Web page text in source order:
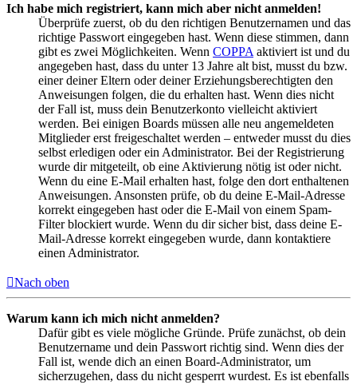
Ich habe mich registriert, kann mich aber nicht anmelden!
Überprüfe zuerst, ob du den richtigen Benutzernamen und das
richtige Passwort eingegeben hast. Wenn diese stimmen, dann
gibt es zwei Möglichkeiten. Wenn COPPA aktiviert ist und du
angegeben hast, dass du unter 13 Jahre alt bist, musst du bzw.
einer deiner Eltern oder deiner Erziehungsberechtigten den
Anweisungen folgen, die du erhalten hast. Wenn dies nicht
der Fall ist, muss dein Benutzerkonto vielleicht aktiviert
werden. Bei einigen Boards müssen alle neu angemeldeten
Mitglieder erst freigeschaltet werden – entweder musst du dies
selbst erledigen oder ein Administrator. Bei der Registrierung
wurde dir mitgeteilt, ob eine Aktivierung nötig ist oder nicht.
Wenn du eine E-Mail erhalten hast, folge den dort enthaltenen
Anweisungen. Ansonsten prüfe, ob du deine E-Mail-Adresse
korrekt eingegeben hast oder die E-Mail von einem Spam-
Filter blockiert wurde. Wenn du dir sicher bist, dass deine E-
Mail-Adresse korrekt eingegeben wurde, dann kontaktiere
einen Administrator.
Nach oben
Warum kann ich mich nicht anmelden?
Dafür gibt es viele mögliche Gründe. Prüfe zunächst, ob dein
Benutzername und dein Passwort richtig sind. Wenn dies der
Fall ist, wende dich an einen Board-Administrator, um
sicherzugehen, dass du nicht gesperrt wurdest. Es ist ebenfalls